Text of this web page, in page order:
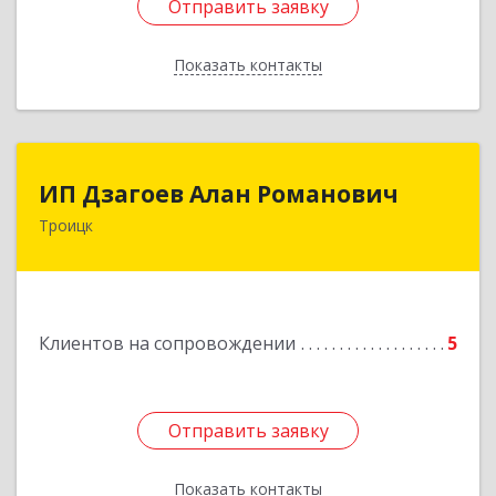
Отправить заявку
Показать контакты
Отправить заявку
Назад
ИП Дзагоев Алан Романович
Троицк
Клиентов на сопровождении 5
Отправить заявку
Показать контакты
Подробнее
Отправить заявку
Назад